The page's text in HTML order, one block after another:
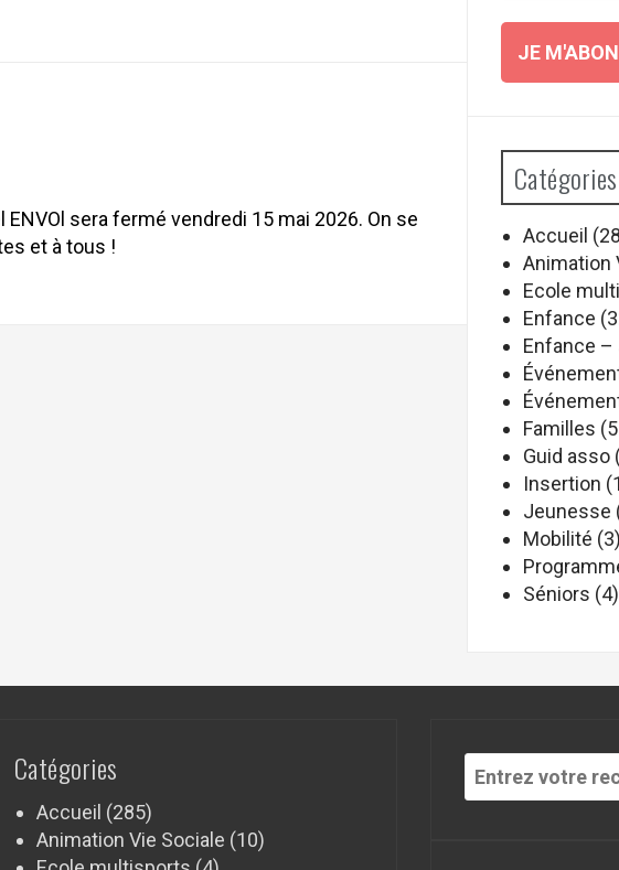
sera fermé vendredi 15 mai 2026. On se
et à tous !
Catégories
Accueil
Animation
Ecole
Enfance
Enfance
Familles
Guid asso
Insertion
Jeunesse
Mobilité (3)
Séniors (4)
Catégories
Accueil (285)
Animation Vie Sociale (10)
Recherche
pour